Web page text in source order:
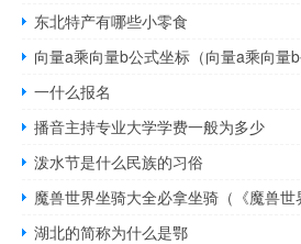
东北特产有哪些小零食
向量a乘向量b公式坐标（向量a乘向量b
一什么报名
播音主持专业大学学费一般为多少
泼水节是什么民族的习俗
魔兽世界坐骑大全必拿坐骑（《魔兽世
湖北的简称为什么是鄂